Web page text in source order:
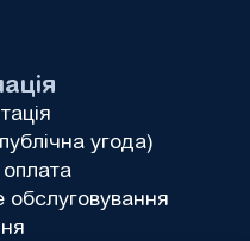
угода)
оплата
обслуговування